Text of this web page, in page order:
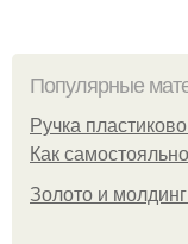
Популярные
Ручка
Как
Золото и